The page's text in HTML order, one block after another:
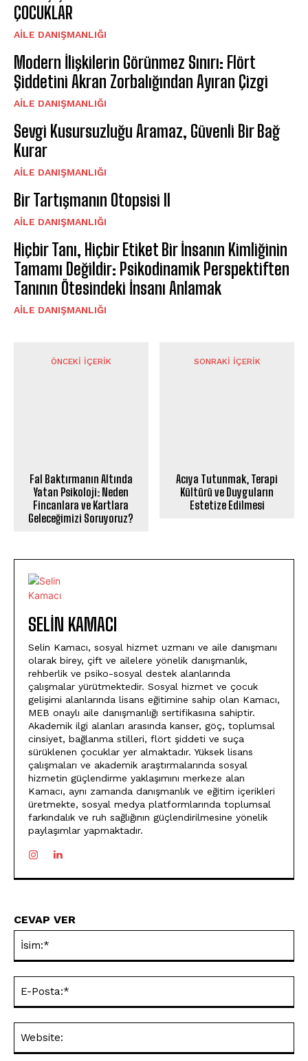
ÇOCUKLAR
AILE DANIŞMANLIĞI
Modern İlişkilerin Görünmez Sınırı: Flört
Şiddetini Akran Zorbalığından Ayıran Çizgi
AILE DANIŞMANLIĞI
Sevgi Kusursuzluğu Aramaz, Güvenli Bir Bağ
Kurar
AILE DANIŞMANLIĞI
Bir Tartışmanın Otopsisi II
AILE DANIŞMANLIĞI
Hiçbir Tanı, Hiçbir Etiket Bir İnsanın Kimliğinin
Tamamı Değildir: Psikodinamik Perspektiften
Tanının Ötesindeki İnsanı Anlamak
AILE DANIŞMANLIĞI
ÖNCEKI İÇERIK
Fal Baktırmanın Altında
Yatan Psikoloji: Neden
Fincanlara ve Kartlara
Geleceğimizi Soruyoruz?
SONRAKI İÇERIK
Acıya Tutunmak, Terapi
Kültürü ve Duyguların
Estetize Edilmesi
SELIN KAMACI
Selin Kamacı, sosyal hizmet uzmanı ve aile danışmanı
olarak birey, çift ve ailelere yönelik danışmanlık,
rehberlik ve psiko-sosyal destek alanlarında
çalışmalar yürütmektedir. Sosyal hizmet ve çocuk
gelişimi alanlarında lisans eğitimine sahip olan Kamacı,
MEB onaylı aile danışmanlığı sertifikasına sahiptir.
Akademik ilgi alanları arasında kanser, göç, toplumsal
cinsiyet, bağlanma stilleri, flört şiddeti ve suça
sürüklenen çocuklar yer almaktadır. Yüksek lisans
çalışmaları ve akademik araştırmalarında sosyal
hizmetin güçlendirme yaklaşımını merkeze alan
Kamacı, aynı zamanda danışmanlık ve eğitim içerikleri
üretmekte, sosyal medya platformlarında toplumsal
farkındalık ve ruh sağlığının güçlendirilmesine yönelik
paylaşımlar yapmaktadır.
CEVAP VER